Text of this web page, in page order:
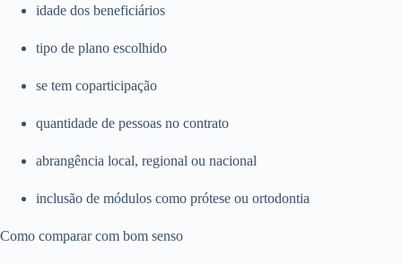
idade dos beneficiários
tipo de plano escolhido
se tem coparticipação
quantidade de pessoas no contrato
abrangência local, regional ou nacional
inclusão de módulos como prótese ou ortodontia
Como comparar com bom senso